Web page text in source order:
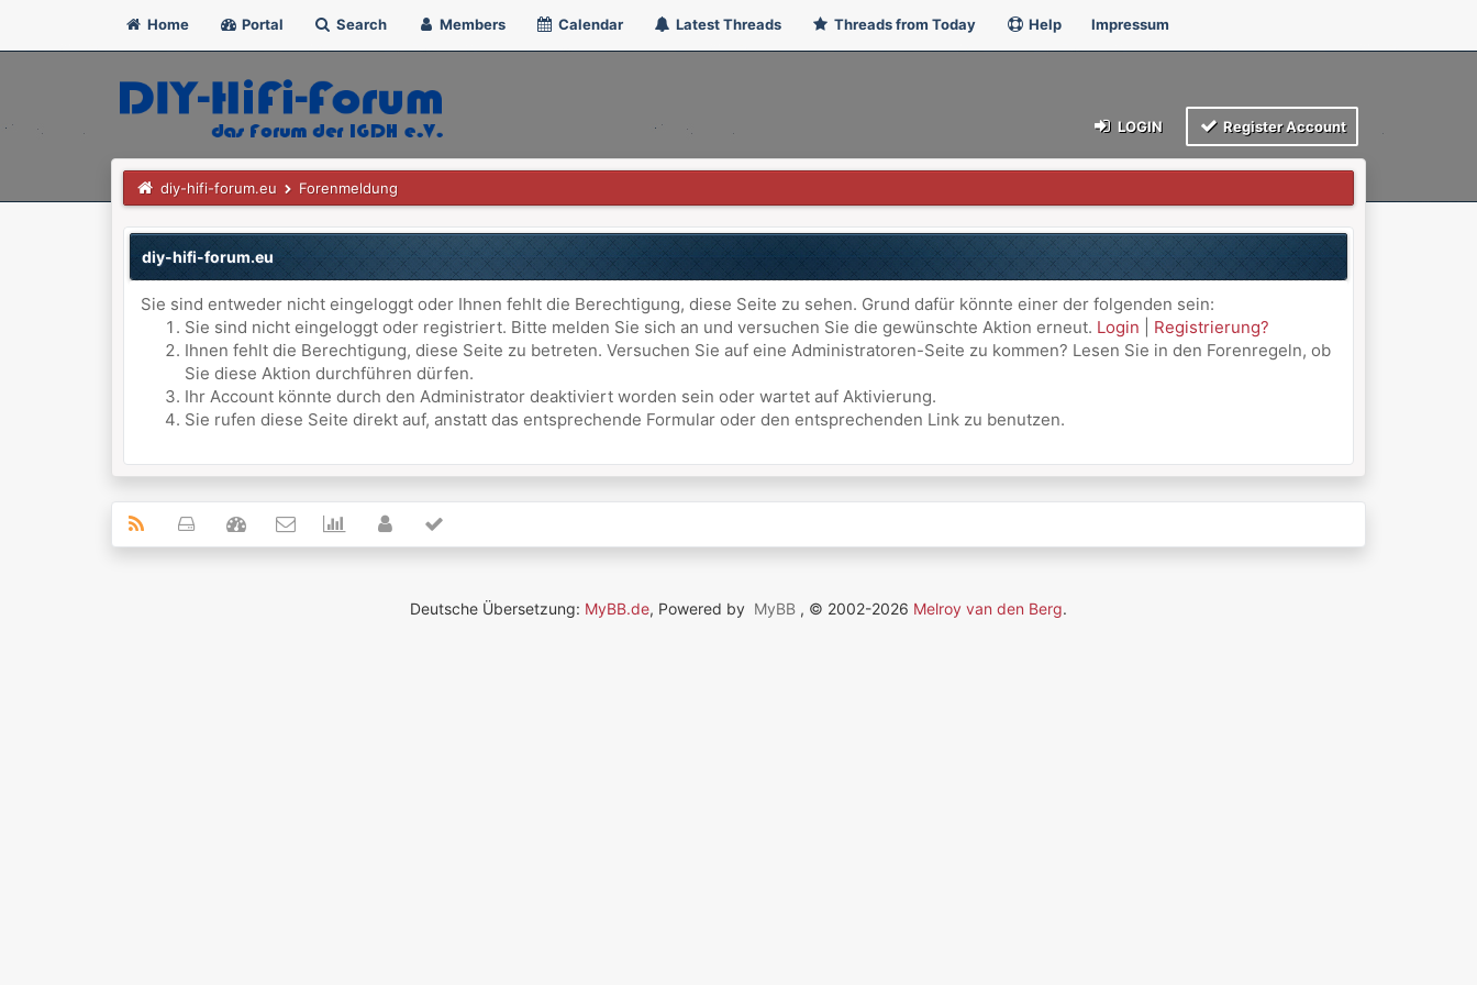
Home Portal Search Members Calendar Latest Threads Threads from Today Help Impressum
LOGIN Register Account
diy-hifi-forum.eu Forenmeldung
diy-hifi-forum.eu
Sie sind entweder nicht eingeloggt oder Ihnen fehlt die Berechtigung, diese Seite zu sehen. Grund dafür könnte einer der folgenden sein:
Sie sind nicht eingeloggt oder registriert. Bitte melden Sie sich an und versuchen Sie die gewünschte Aktion erneut. Login
Registrierung?
Ihnen fehlt die Berechtigung, diese Seite zu betreten. Versuchen Sie auf eine Administratoren-Seite zu kommen? Lesen Sie in den Forenregeln, ob
Sie diese Aktion durchführen dürfen.
Ihr Account könnte durch den Administrator deaktiviert worden sein oder wartet auf Aktivierung.
Sie rufen diese Seite direkt auf, anstatt das entsprechende Formular oder den entsprechenden Link zu benutzen.
Deutsche Übersetzung: MyBB.de, Powered by MyBB , © 2002-2026 Melroy van den Berg.